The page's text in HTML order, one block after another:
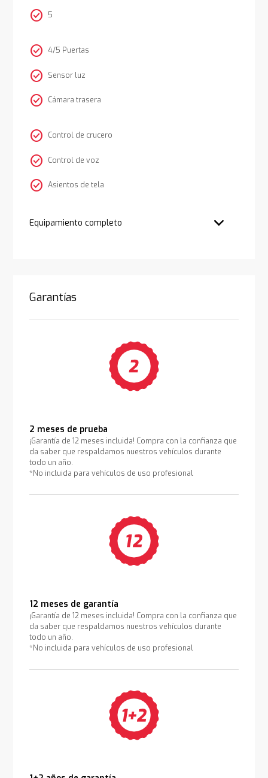
check_circle 5
check_circle 4/5 Puertas
check_circle Sensor luz
check_circle Cámara trasera
check_circle Control de crucero
check_circle Control de voz
check_circle Asientos de tela
Equipamiento completo
Garantías
2 meses de prueba
¡Garantía de 12 meses incluida! Compra con la confianza que
da saber que respaldamos nuestros vehículos durante
todo un año.
*No incluida para vehículos de uso profesional
12 meses de garantía
¡Garantía de 12 meses incluida! Compra con la confianza que
da saber que respaldamos nuestros vehículos durante
todo un año.
*No incluida para vehículos de uso profesional